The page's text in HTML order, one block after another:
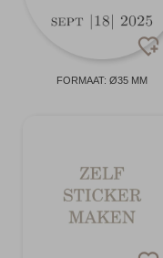
FORMAAT: Ø35 MM